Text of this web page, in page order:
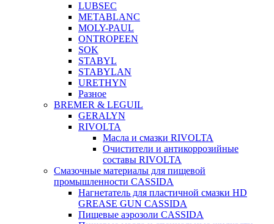
LUBSEC
METABLANC
MOLY-PAUL
ONTROPEEN
SOK
STABYL
STABYLAN
URETHYN
Разное
BREMER & LEGUIL
GERALYN
RIVOLTA
Масла и смазки RIVOLTA
Очистители и антикоррозийные
составы RIVOLTA
Смазочные материалы для пищевой
промышленности CASSIDA
Нагнетатель для пластичной смазки HD
GREASE GUN CASSIDA
Пищевые аэрозоли CASSIDA